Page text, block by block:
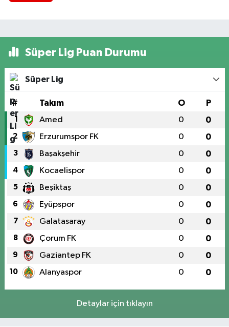
Süper Lig Puan Durumu
Süper Lig
# Takım O P
1 Amed 0 0
2 Erzurumspor FK 0 0
3 Başakşehir 0 0
4 Kocaelispor 0 0
5 Beşiktaş 0 0
6 Eyüpspor 0 0
7 Galatasaray 0 0
8 Çorum FK 0 0
9 Gaziantep FK 0 0
10 Alanyaspor 0 0
Detaylar için tıklayın